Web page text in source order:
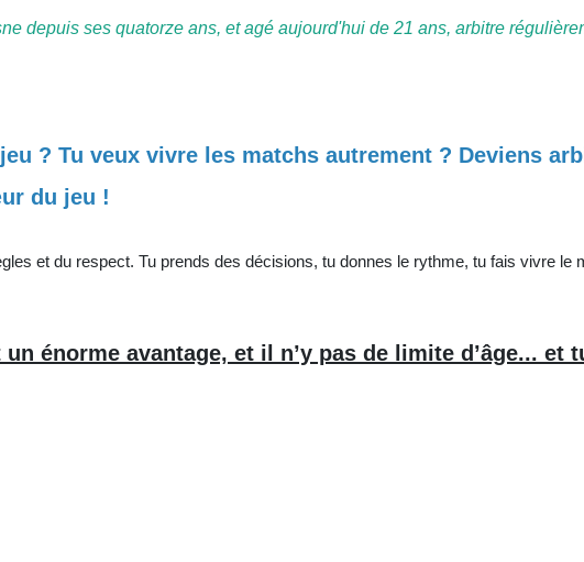
depuis ses quatorze ans, et agé aujourd'hui de 21 ans, arbitre
? Tu veux vivre les matchs autrement ? Deviens
du jeu !
et du respect. Tu prends des décisions, tu donnes le rythme, tu fais vivre le
énorme avantage, et il n’y pas de limite d’âge...